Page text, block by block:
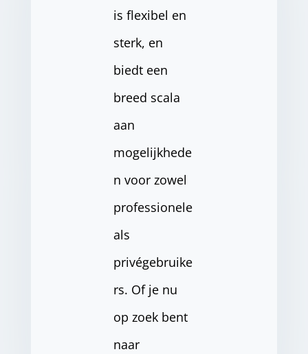
is flexibel en
sterk, en
biedt een
breed scala
aan
mogelijkhede
n voor zowel
professionele
als
privégebruike
rs. Of je nu
op zoek bent
naar